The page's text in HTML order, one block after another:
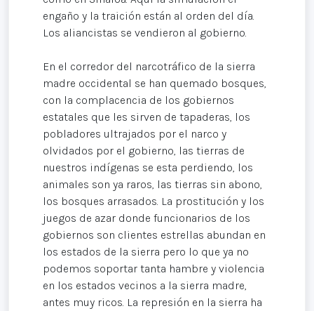
engaño y la traición están al orden del día.
Los aliancistas se vendieron al gobierno.
En el corredor del narcotráfico de la sierra
madre occidental se han quemado bosques,
con la complacencia de los gobiernos
estatales que les sirven de tapaderas, los
pobladores ultrajados por el narco y
olvidados por el gobierno, las tierras de
nuestros indígenas se esta perdiendo, los
animales son ya raros, las tierras sin abono,
los bosques arrasados. La prostitución y los
juegos de azar donde funcionarios de los
gobiernos son clientes estrellas abundan en
los estados de la sierra pero lo que ya no
podemos soportar tanta hambre y violencia
en los estados vecinos a la sierra madre,
antes muy ricos. La represión en la sierra ha